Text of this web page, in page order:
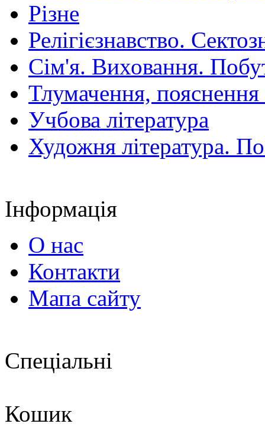
Різне
Релігієзнавство.
Сім'я. Виховання.
Тлумачення,
Учбова література
Художня література.
Інформація
О нас
Контакти
Мапа сайту
Спеціальні
Кошик